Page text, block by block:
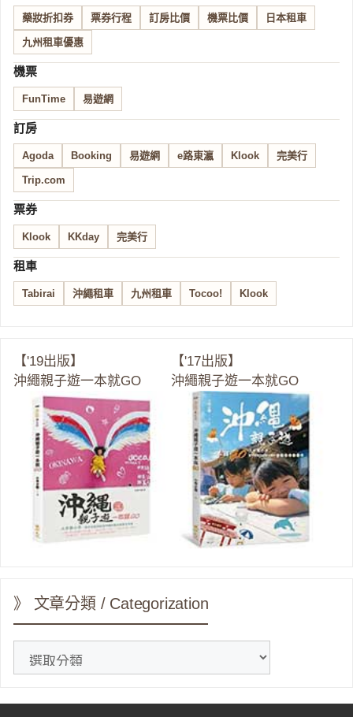
藥妝折扣券 票券行程 訂房比價 機票比價 日本租車
九州租車優惠
機票
FunTime 易遊網
訂房
Agoda Booking 易遊網 e路東瀛 Klook 完美行
Trip.com
票券
Klook KKday 完美行
租車
Tabirai 沖繩租車 九州租車 Tocoo! Klook
【'19出版】
沖繩親子遊一本就GO
【'17出版】
沖繩親子遊一本就GO
》 文章分類 / Categorization
分